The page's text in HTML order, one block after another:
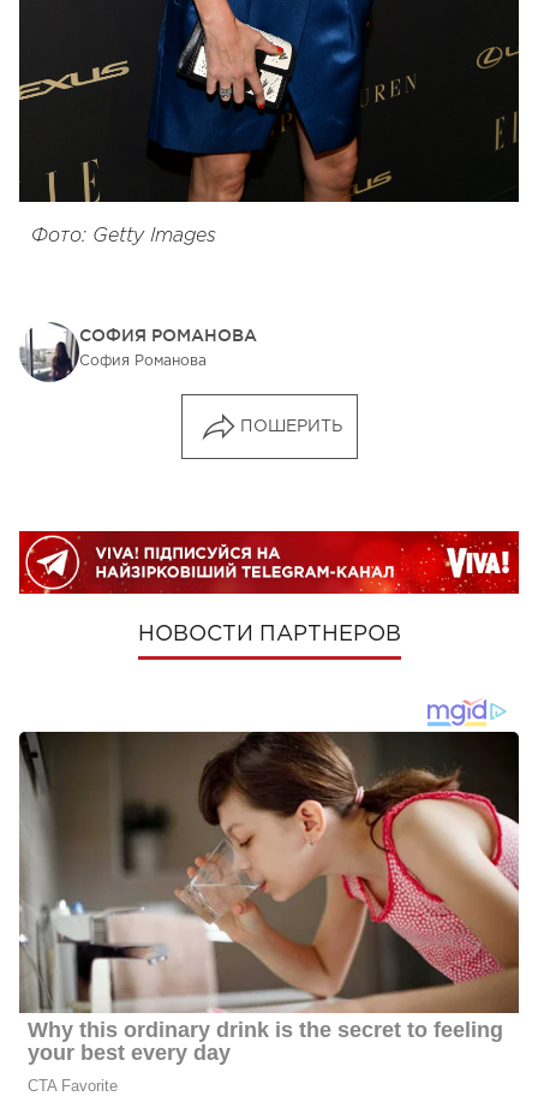
Фото: Getty Images
СОФИЯ РОМАНОВА
София Романова
ПОШЕРИТЬ
НОВОСТИ ПАРТНЕРОВ